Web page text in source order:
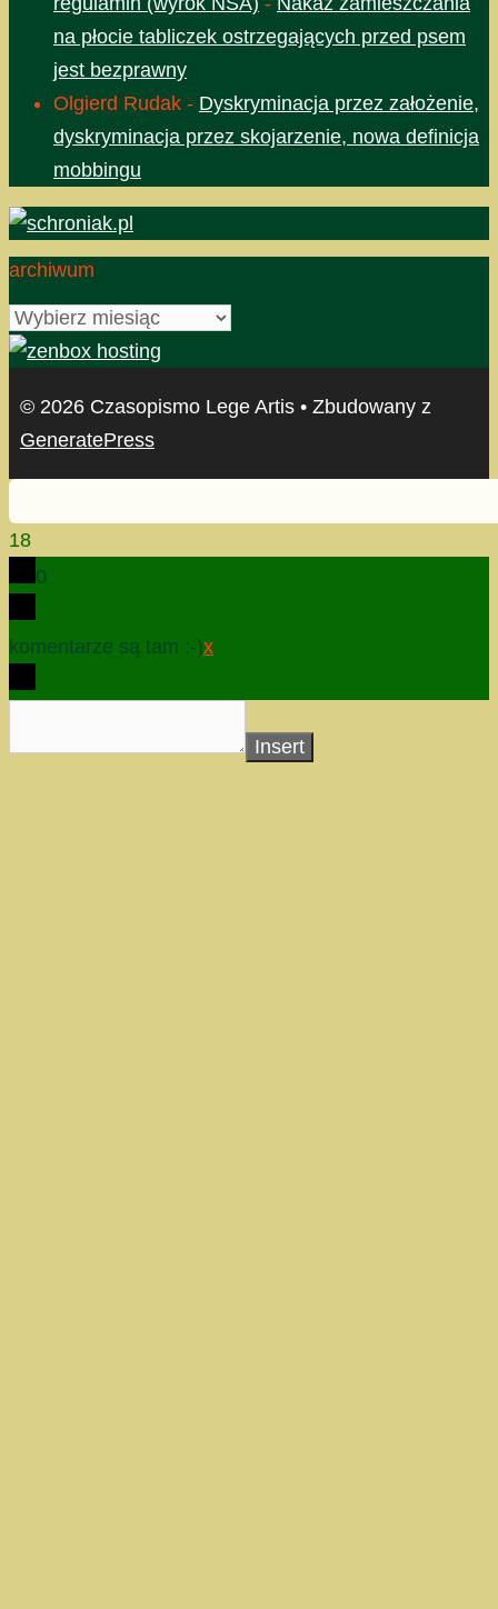
na płocie tabliczek ostrzegających przed psem
jest bezprawny
Olgierd Rudak - Dyskryminacja przez założenie,
dyskryminacja przez skojarzenie, nowa definicja
mobbingu
archiwum
archiwum
© 2026 Czasopismo Lege Artis • Zbudowany z
GeneratePress
18
0
komentarze są tam :-)x
Insert